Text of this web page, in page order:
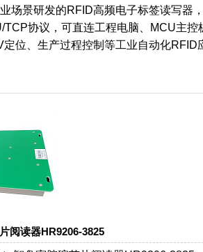
场景研发的RFID高频电子标签读写
TCP协议，可直连工程电脑、MCU主
位、生产过程控制等工业自动化RFID
阅读器HR9206-3825